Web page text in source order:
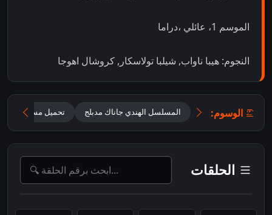
الموسم 1، عائلي ،دراما
النجوم: هيبا ناواب, شيلبا تولاسكار, كروشال اهوجا
الوسوم: المسلسل الهندي جاناك مدبلج تحميل مسلسل Jhanak مدبلج
الحلقات